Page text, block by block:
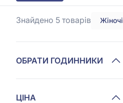
Знайдено 5 товарів Жіночі
ОБРАТИ ГОДИННИКИ
ЦІНА